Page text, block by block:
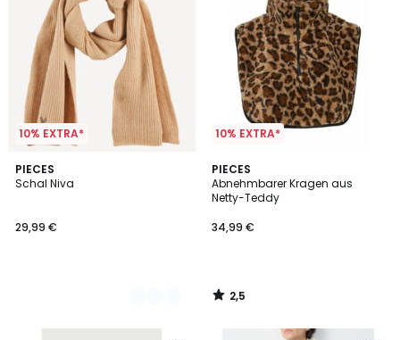
10% EXTRA*
PIECES
Schal Niva
29,99 €
2
Farben
10% EXTRA*
PIECES
Abnehmbarer Kragen aus
Netty-Teddy
34,99 €
2,5
/ 5
2,5
/